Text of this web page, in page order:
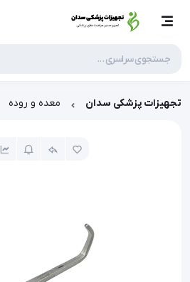
تجهیزات پزشکی سدان معده و روده